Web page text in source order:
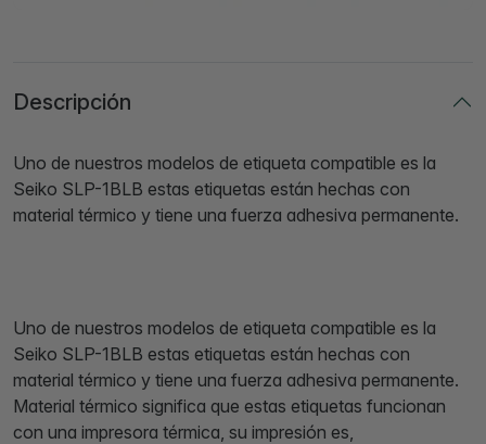
Descripción
Uno de nuestros modelos de etiqueta compatible es la
Seiko SLP-1BLB estas etiquetas están hechas con
material térmico y tiene una fuerza adhesiva permanente.
Uno de nuestros modelos de etiqueta compatible es la
Seiko SLP-1BLB estas etiquetas están hechas con
material térmico y tiene una fuerza adhesiva permanente.
Material térmico significa que estas etiquetas funcionan
con una impresora térmica, su impresión es,